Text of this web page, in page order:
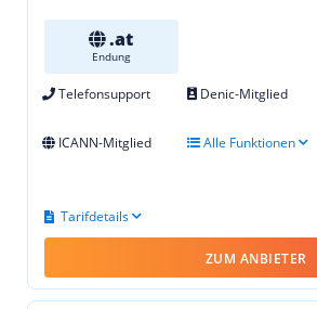
.at
Endung
Telefonsupport Denic-Mitglied
ICANN-Mitglied
Alle Funktionen
Tarifdetails
ZUM ANBIETER